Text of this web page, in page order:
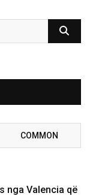
COMMON
nga Valencia që